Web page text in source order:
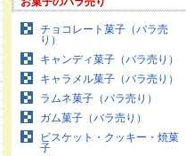
チョコレート菓子（バラ売
り）
キャンディ菓子（バラ売り）
キャラメル菓子（バラ売り）
ラムネ菓子（バラ売り）
ガム菓子（バラ売り）
ビスケット・クッキー・焼菓
子